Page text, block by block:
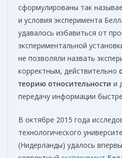
сформулированы так
и условия эксперимента
удавалось избавиться от
экспериментальной
не позволяли назвать
корректным, действительно
теорию относительности и
передачу информации
В октябре 2015 года
технологического
(Нидерланды) удалось